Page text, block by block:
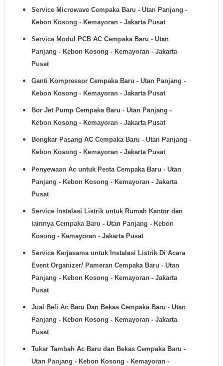
Service Microwave Cempaka Baru - Utan Panjang -
Kebon Kosong - Kemayoran - Jakarta Pusat
Service Modul PCB AC Cempaka Baru - Utan
Panjang - Kebon Kosong - Kemayoran - Jakarta
Pusat
Ganti Kompressor Cempaka Baru - Utan Panjang -
Kebon Kosong - Kemayoran - Jakarta Pusat
Bor Jet Pump Cempaka Baru - Utan Panjang -
Kebon Kosong - Kemayoran - Jakarta Pusat
Bongkar Pasang AC Cempaka Baru - Utan Panjang -
Kebon Kosong - Kemayoran - Jakarta Pusat
Penyewaan Ac untuk Pesta Cempaka Baru - Utan
Panjang - Kebon Kosong - Kemayoran - Jakarta
Pusat
Service Instalasi Listrik untuk Rumah Kantor dan
lainnya Cempaka Baru - Utan Panjang - Kebon
Kosong - Kemayoran - Jakarta Pusat
Service Kerjasama untuk Instalasi Listrik Di Acara
Event Organizer/ Pameran Cempaka Baru - Utan
Panjang - Kebon Kosong - Kemayoran - Jakarta
Pusat
Jual Beli Ac Baru Dan Bekas Cempaka Baru - Utan
Panjang - Kebon Kosong - Kemayoran - Jakarta
Pusat
Tukar Tambah Ac Baru dan Bekas Cempaka Baru -
Utan Panjang - Kebon Kosong - Kemayoran -